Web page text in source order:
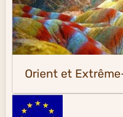
Orient et